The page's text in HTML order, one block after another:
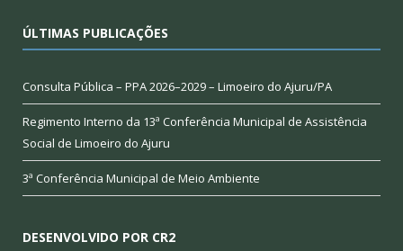
ÚLTIMAS PUBLICAÇÕES
Consulta Pública – PPA 2026–2029 – Limoeiro do Ajuru/PA
Regimento Interno da 13ª Conferência Municipal de Assistência
Social de Limoeiro do Ajuru
3ª Conferência Municipal de Meio Ambiente
DESENVOLVIDO POR CR2